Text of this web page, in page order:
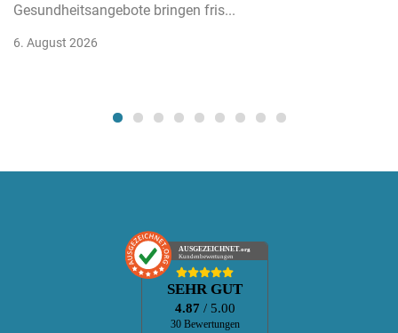
Gesundheitsangebote bringen fris...
6. August 2026
AUSGEZEICHNET.org
Kundenbewertungen
SEHR GUT
4.87 / 5.00
30 Bewertungen